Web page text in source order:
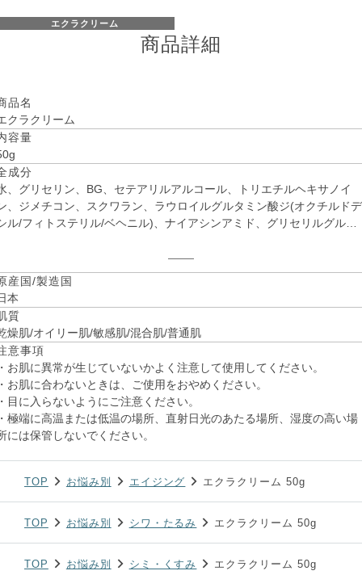
エクラクリーム
商品詳細
品名
クラクリーム
容量
成分
、グリセリン、BG、セテアリルアルコール、トリエチルヘキサノイ
、ジメチコン、スクワラン、ラウロイルグルタミン酸ジ(オクチルドデ
ル/フィトステリル/ベヘニル)、ナイアシンアミド、グリセリルグルコ
培養液エキス、フラーレン、セラミドEOP、セラミドNP、セラミド
、フィトスフィンゴシン、アルブチン、テトラヘキシルデカン酸アス
ルビル、リン酸アスコルビルMg、ヒアルロン酸Na、水溶性コラーゲ
、加水分解エラスチン、アセチルヘキサペプチド-8、パルミチン酸レ
ノール、水溶性プロテオグリカン、セイヨウミザクラ果実エキス、ダ
ズ種子エキス、アカヤジオウ根エキス、プラセンタエキス、酒粕エキ
、サッカロミセスセレビシアエエキス、ナットウガム、マグワ根皮エ
ス、カンゾウ根エキス、オタネニンジン根エキス、ローヤルゼリーエ
ス、トコフェロール、ココイルアルギニンエチルPCA、ポリクオタニ
ム-61、ヒドロキシステアリン酸コレステリル、コレステロール、カ
バラ果実油、アンズ核油、アボカド油、オリーブ果実油、ヒマワリ種
油、コーン油、PVP、1,2-ヘキサンジオール、カプリリルグリコール
エン酸/乳酸/リノール酸/オレイン酸)グリセリル、ミリスチン酸ポリ
セリル-10、ラウロイルラクチレートNa、ステアリン酸グリセリル
コポリマー、キサンタンガム、カルボマー、クエン酸、クエン酸
、EDTA-2Na、メチルパラベン、プロピルパラベン、ダマスクバラ花
産国/製造国
本
質
燥肌/オイリー肌/敏感肌/混合肌/普通肌
意事項
お肌に異常が生じていないかよく注意して使用してください。
お肌に合わないときは、ご使用をおやめください。
目に入らないようにご注意ください。
極端に高温または低温の場所、直射日光のあたる場所、湿度の高い場
には保管しないでください。
TOP お悩み別 エイジング エクラクリーム 50g
TOP お悩み別 シワ・たるみ エクラクリーム 50g
TOP お悩み別 シミ・くすみ エクラクリーム 50g